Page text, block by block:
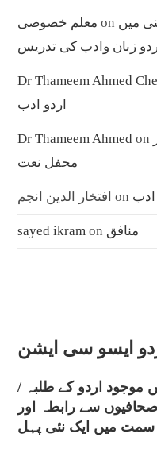
معلم خصوصی on میں
زبان وادب کی تدریس
Dr Thameem Ahmed
اردو ادب
Dr Thameem Ahmed on
محفل نعت
افتخار الدین انجم on ادب
sayed ikram on منافق
ایسو سی ایشن
موجود اردو کے طلبہ /
صحافیوں سے رابطہ اور
سمت میں ایک نئی پہل